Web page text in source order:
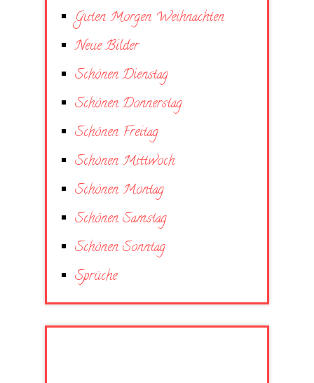
Guten Morgen Weihnachten
Neue Bilder
Schönen Dienstag
Schönen Donnerstag
Schönen Freitag
Schönen Mittwoch
Schönen Montag
Schönen Samstag
Schönen Sonntag
Sprüche